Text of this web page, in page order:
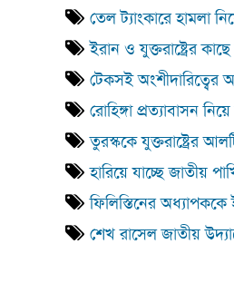
তেল ট্যাংকারে হামলা
ইরান ও যুক্তরাষ্ট্রের
টেকসই অংশীদারিত্বের
রোহিঙ্গা প্রত্যাবাসন
তুরস্ককে যুক্তরাষ্ট্রের
হারিয়ে যাচ্ছে জাতীয়
ফিলিস্তিনের অধ্যাপককে
শেখ রাসেল জাতীয়